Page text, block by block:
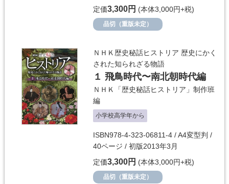
定価3,300円 (本体3,000円+税)
品切（重版未定）
ＮＨＫ歴史秘話ヒストリア 歴史にかく
された知られざる物語
１ 飛鳥時代〜南北朝時代編
ＮＨＫ「歴史秘話ヒストリア」制作班
編
小学校高学年から
ISBN978-4-323-06811-4 / A4変型判 /
40ページ / 初版2013年3月
定価3,300円 (本体3,000円+税)
品切（重版未定）